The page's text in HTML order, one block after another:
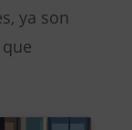
ya son